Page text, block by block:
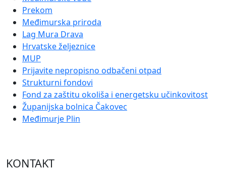
Prekom
Međimurska priroda
Lag Mura Drava
Hrvatske željeznice
MUP
Prijavite nepropisno odbačeni otpad
Strukturni fondovi
Fond za zaštitu okoliša i energetsku učinkovitost
Županijska bolnica Čakovec
Međimurje Plin
KONTAKT